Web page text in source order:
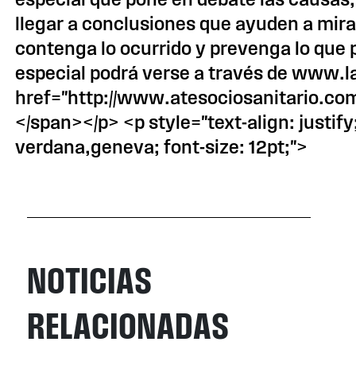
llegar a conclusiones que ayuden a
contenga lo ocurrido y prevenga lo
especial podrá verse a través de
href="http://
</span></p> <p style="text-align:
verdana,geneva; font-size: 12pt;">
NOTICIAS
RELACIONADAS